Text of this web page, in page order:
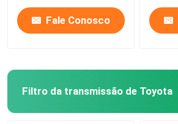
peças sobresselentes do carro
Fale Conosco
Filtro da transmissão de Toyota